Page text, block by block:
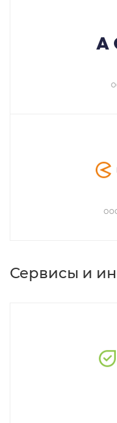
Сервисы и